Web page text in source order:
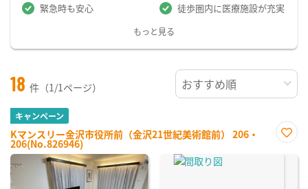
緊急時も安心 徒歩圏内に医療施設が充実
もっと見る
18 件（1/1ページ）
キャンペーン
Kマンスリー金沢市役所前（金沢21世紀美術館前） 206・
206(No.826946)
に入